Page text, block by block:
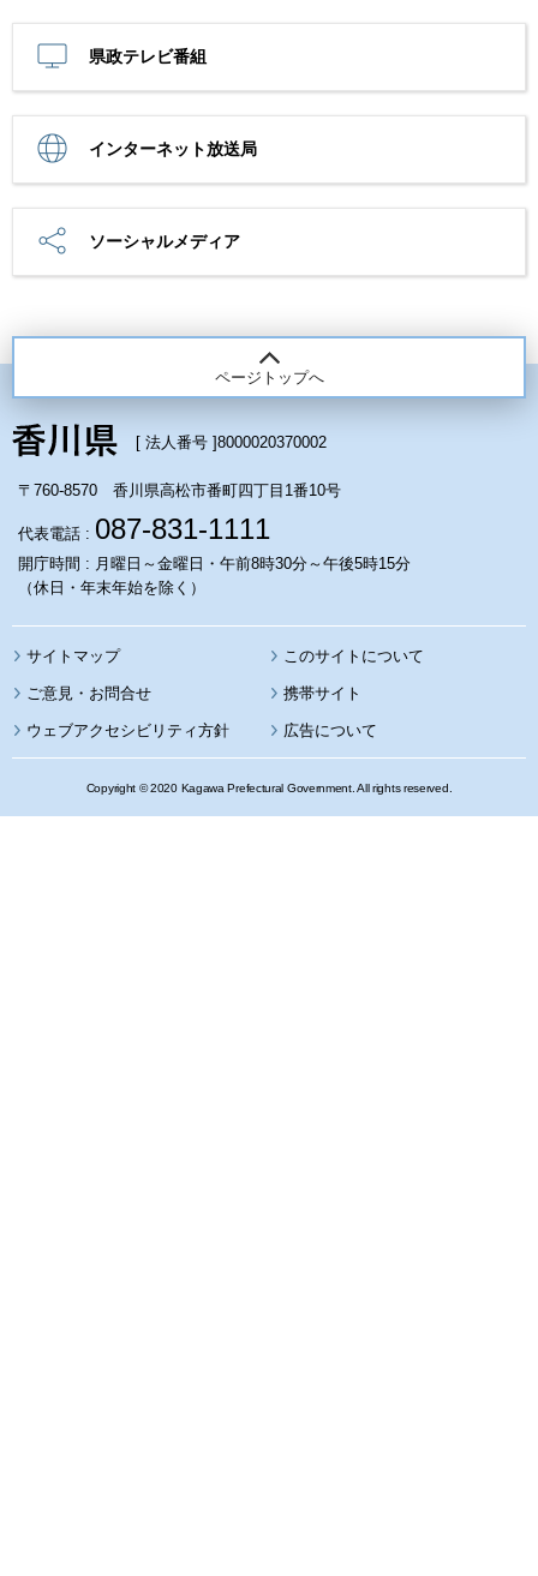
県政テレビ番組
インターネット放送局
ソーシャルメディア
ページトップへ
[ 法人番号 ]8000020370002
〒760-8570 香川県高松市番町四丁目1番10号
代表電話 : 087-831-1111
開庁時間 : 月曜日～金曜日・午前8時30分～午後5時15分
（休日・年末年始を除く）
サイトマップ このサイトについて
携帯サイト
ウェブアクセシビリティ方針 広告について
Copyright © 2020 Kagawa Prefectural Government. All rights reserved.